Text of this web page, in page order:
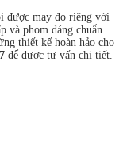
được may đo riêng với
và phom dáng chuẩn
thiết kế hoàn hảo cho
để được tư vấn chi tiết.